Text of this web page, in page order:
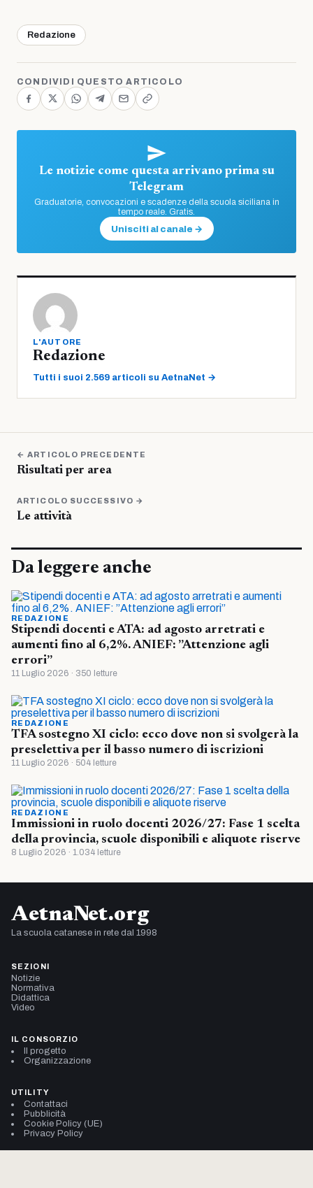
Redazione
CONDIVIDI QUESTO ARTICOLO
Le notizie come questa arrivano prima su
Telegram
Graduatorie, convocazioni e scadenze della scuola siciliana in
tempo reale. Gratis.
Unisciti al canale →
L'AUTORE
Redazione
Tutti i suoi 2.569 articoli su AetnaNet →
← ARTICOLO PRECEDENTE
Risultati per area
ARTICOLO SUCCESSIVO →
Le attività
Da leggere anche
REDAZIONE
Stipendi docenti e ATA: ad agosto arretrati e
aumenti fino al 6,2%. ANIEF: ”Attenzione agli
errori”
11 Luglio 2026 · 350 letture
REDAZIONE
TFA sostegno XI ciclo: ecco dove non si svolgerà la
preselettiva per il basso numero di iscrizioni
11 Luglio 2026 · 504 letture
REDAZIONE
Immissioni in ruolo docenti 2026/27: Fase 1 scelta
della provincia, scuole disponibili e aliquote riserve
8 Luglio 2026 · 1.034 letture
AetnaNet.org
La scuola catanese in rete dal 1998
SEZIONI
Notizie
Normativa
Didattica
Video
IL CONSORZIO
Il progetto
Organizzazione
UTILITY
Contattaci
Pubblicità
Cookie Policy (UE)
Privacy Policy